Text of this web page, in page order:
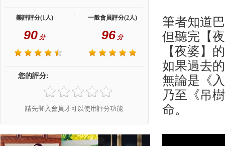
樂評評分(1人)
90 分
一般會員評分(2人)
96 分
您的評分:
請先登入會員才可以使用評分功能
筆者知道
但聽完【
【夜婆】
如果過去
無論是《
乃至《吊
命。